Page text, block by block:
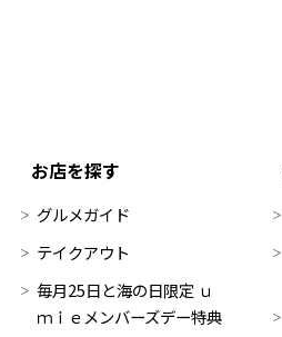
お店を探す
グルメガイド
テイクアウト
毎月25日と海の日限定 ｕ
ｍｉｅメンバーズデー特典